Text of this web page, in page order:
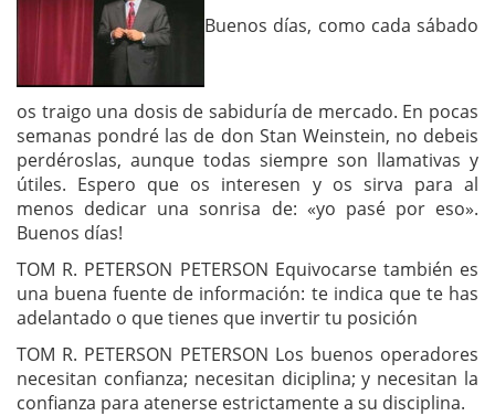
Buenos días, como cada sábado
os traigo una dosis de sabiduría de mercado. En pocas
semanas pondré las de don Stan Weinstein, no debeis
perdéroslas, aunque todas siempre son llamativas y
útiles. Espero que os interesen y os sirva para al
menos dedicar una sonrisa de: «yo pasé por eso».
Buenos días!
TOM R. PETERSON PETERSON Equivocarse también es
una buena fuente de información: te indica que te has
adelantado o que tienes que invertir tu posición
TOM R. PETERSON PETERSON Los buenos operadores
necesitan confianza; necesitan diciplina; y necesitan la
confianza para atenerse estrictamente a su disciplina.